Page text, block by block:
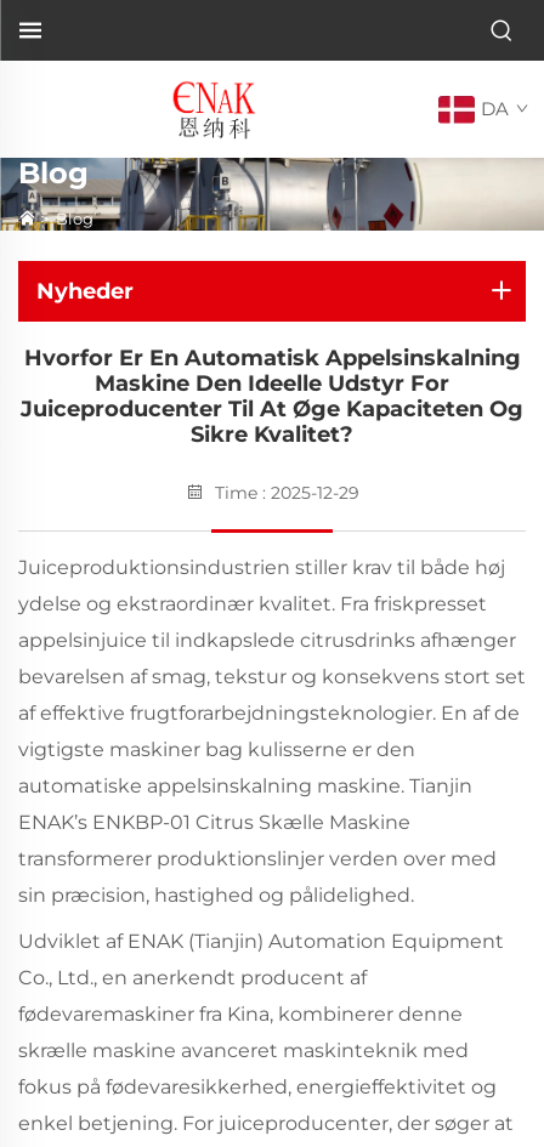
DA
Blog
>Blog
Nyheder
Hvorfor Er En Automatisk Appelsinskalning
Maskine Den Ideelle Udstyr For
Juiceproducenter Til At Øge Kapaciteten Og
Sikre Kvalitet?
Time : 2025-12-29
Juiceproduktionsindustrien stiller krav til både høj
ydelse og ekstraordinær kvalitet. Fra friskpresset
appelsinjuice til indkapslede citrusdrinks afhænger
bevarelsen af smag, tekstur og konsekvens stort set
af effektive frugtforarbejdningsteknologier. En af de
vigtigste maskiner bag kulisserne er den
automatiske appelsinskalning maskine. Tianjin
ENAK’s ENKBP-01 Citrus Skælle Maskine
transformerer produktionslinjer verden over med
sin præcision, hastighed og pålidelighed.
Udviklet af ENAK (Tianjin) Automation Equipment
Co., Ltd., en anerkendt producent af
fødevaremaskiner fra Kina, kombinerer denne
skrælle maskine avanceret maskinteknik med
fokus på fødevaresikkerhed, energieffektivitet og
enkel betjening. For juiceproducenter, der søger at